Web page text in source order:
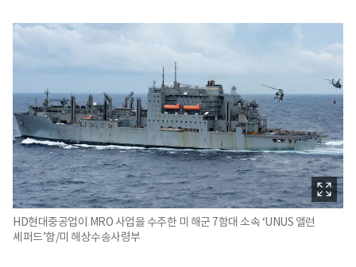
HD현대중공업이 MRO 사업을 수주한 미 해군 7함대 소속 ‘UNUS 앨런
셰퍼드’함/미 해상수송사령부